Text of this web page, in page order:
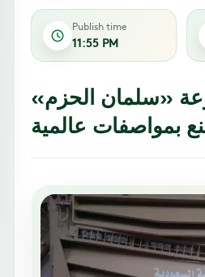
Publish time
11:55 PM
«سلمان الحزم»
بمواصفات عالمية